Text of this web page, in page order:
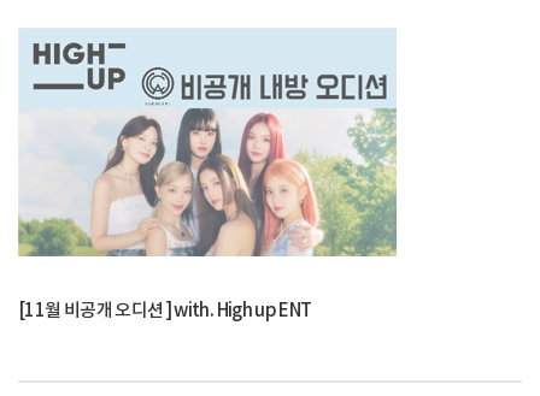
[11월 비공개 오디션 ] with. High up ENT